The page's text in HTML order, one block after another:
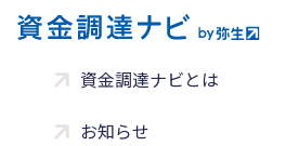
資金調達ナビとは
お知らせ